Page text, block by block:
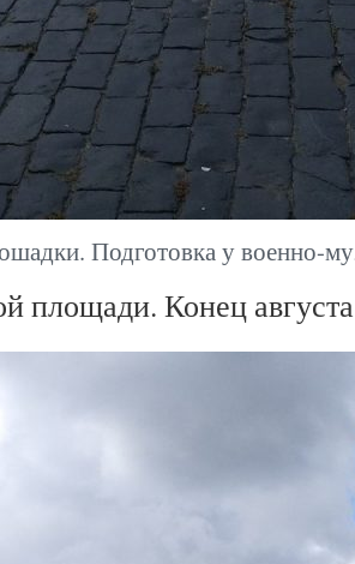
Подготовка у военно-
площади. Конец